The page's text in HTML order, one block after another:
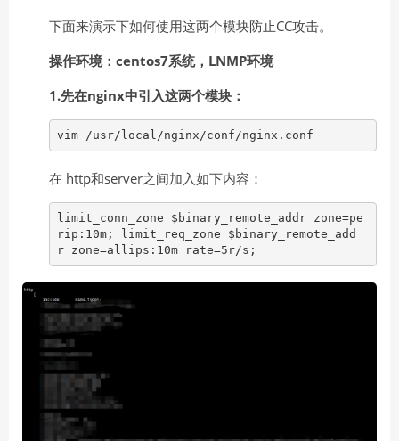
下面来演示下如何使用这两个模块防止CC攻击。
操作环境：centos7系统，LNMP环境
1.先在nginx中引入这两个模块：
vim /usr/local/nginx/conf/nginx.conf
在 http和server之间加入如下内容：
limit_conn_zone $binary_remote_addr zone=pe
rip:10m; limit_req_zone $binary_remote_add
r zone=allips:10m rate=5r/s;